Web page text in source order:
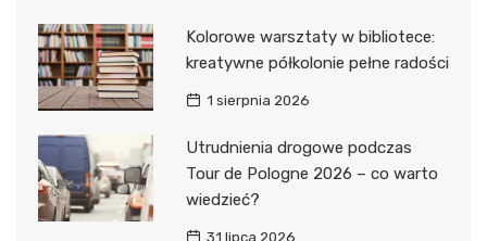
Kolorowe warsztaty w bibliotece:
kreatywne półkolonie pełne radości
1 sierpnia 2026
Utrudnienia drogowe podczas
Tour de Pologne 2026 – co warto
wiedzieć?
31 lipca 2026